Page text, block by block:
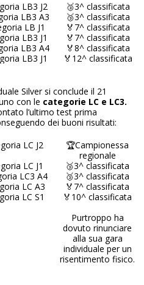
LB3 J2
🥉3^ classificata
LB3 A3
🥉3^ classificata
LB J1
🏅7^ classificata
LB3 J1
🏅7^ classificata
LB3 A4
🏅8^ classificata
LB3 J1 🏅12^ classificata
Silver si conclude il 21
con le categorie LC e LC3.
l’ultimo test prima
dei buoni risultati:
LC J2
🏆Campionessa
regionale
LC J1
🥉3^ classificata
LC3 A4
🥉3^ classificata
LC A3
🏅7^ classificata
LC S1
🏅10^ classificata
Purtroppo ha
dovuto rinunciare
alla sua gara
individuale per un
risentimento fisico.